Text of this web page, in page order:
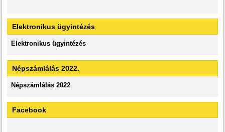
Elektronikus ügyintézés
Elektronikus ügyintézés
Népszámlálás 2022.
Népszámlálás 2022
Facebook